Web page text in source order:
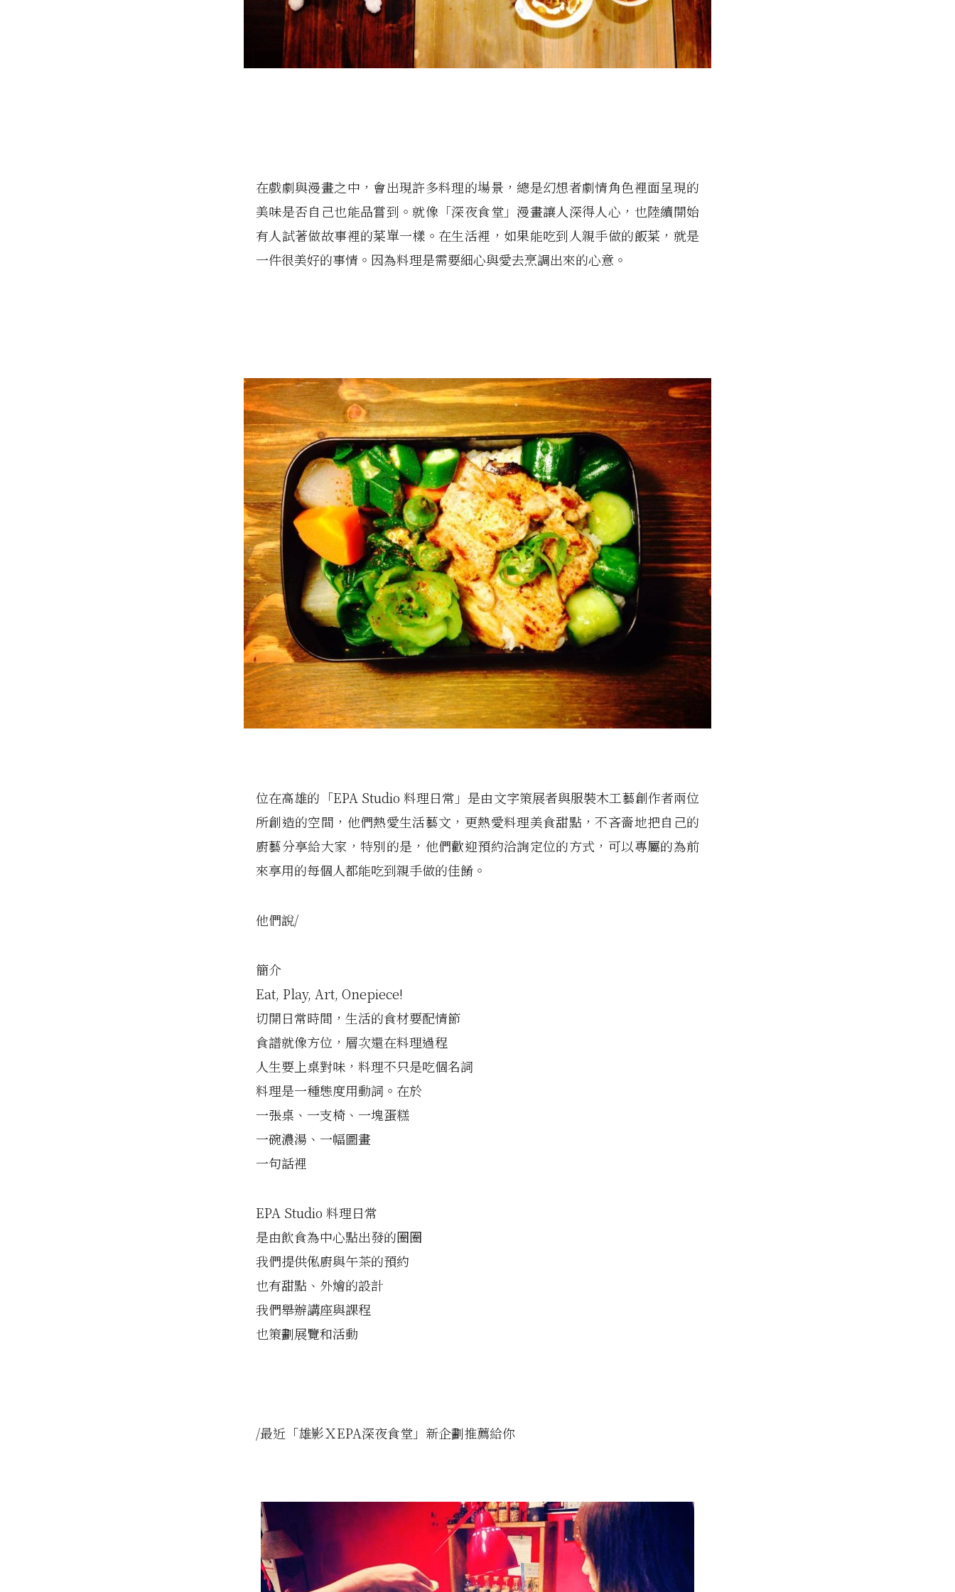
在戲劇與漫畫之中，會出現許多料理的場景，總是幻想者劇情角色裡面呈現的
美味是否自己也能品嘗到。就像「深夜食堂」漫畫讓人深得人心，也陸續開始
有人試著做故事裡的菜單一樣。在生活裡，如果能吃到人親手做的飯菜，就是
一件很美好的事情。因為料理是需要細心與愛去烹調出來的心意。
位在高雄的「EPA Studio 料理日常」是由文字策展者與服裝木工藝創作者兩位
所創造的空間，他們熱愛生活藝文，更熱愛料理美食甜點，不吝嗇地把自己的
廚藝分享給大家，特別的是，他們歡迎預約洽詢定位的方式，可以專屬的為前
來享用的每個人都能吃到親手做的佳餚。
他們說/
簡介
Eat, Play, Art, Onepiece!
切開日常時間，生活的食材要配情節
食譜就像方位，層次還在料理過程
人生要上桌對味，料理不只是吃個名詞
料理是一種態度用動詞。在於
一張桌、一支椅、一塊蛋糕
一碗濃湯、一幅圖畫
一句話裡
EPA Studio 料理日常
是由飲食為中心點出發的圈圈
我們提供俬廚與午茶的預約
也有甜點、外燴的設計
我們舉辦講座與課程
也策劃展覽和活動
/最近「雄影ＸEPA深夜食堂」新企劃推薦給你